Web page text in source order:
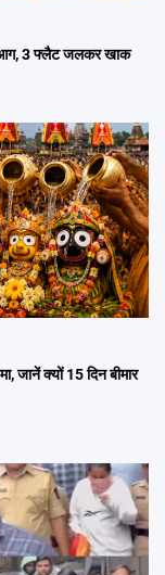
आग, 3 फ्लैट जलकर खाक
क्यों 15 दिन बीमार